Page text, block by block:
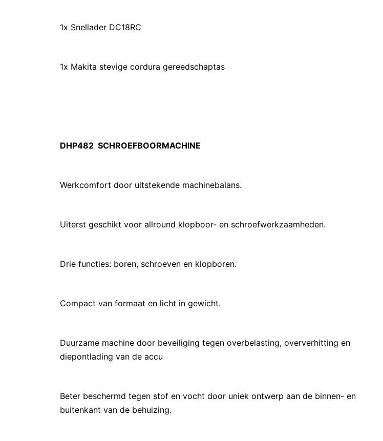
1x Snellader DC18RC
1x Makita stevige cordura gereedschaptas
DHP482 SCHROEFBOORMACHINE
Werkcomfort door uitstekende machinebalans.
Uiterst geschikt voor allround klopboor- en schroefwerkzaamheden.
Drie functies: boren, schroeven en klopboren.
Compact van formaat en licht in gewicht.
Duurzame machine door beveiliging tegen overbelasting, oververhitting en
diepontlading van de accu
Beter beschermd tegen stof en vocht door uniek ontwerp aan de binnen- en
buitenkant van de behuizing.